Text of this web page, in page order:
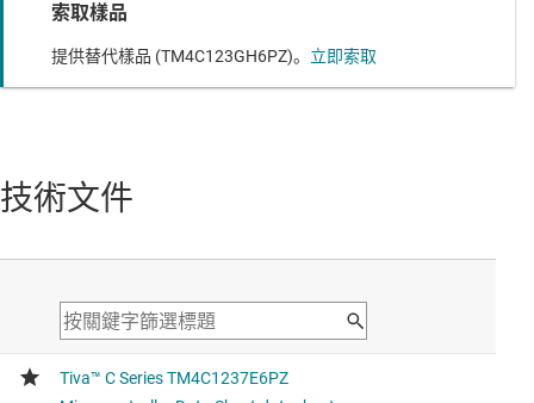
索取樣品
提供替代樣品 (TM4C123GH6PZ)。 立即索取
技術文件